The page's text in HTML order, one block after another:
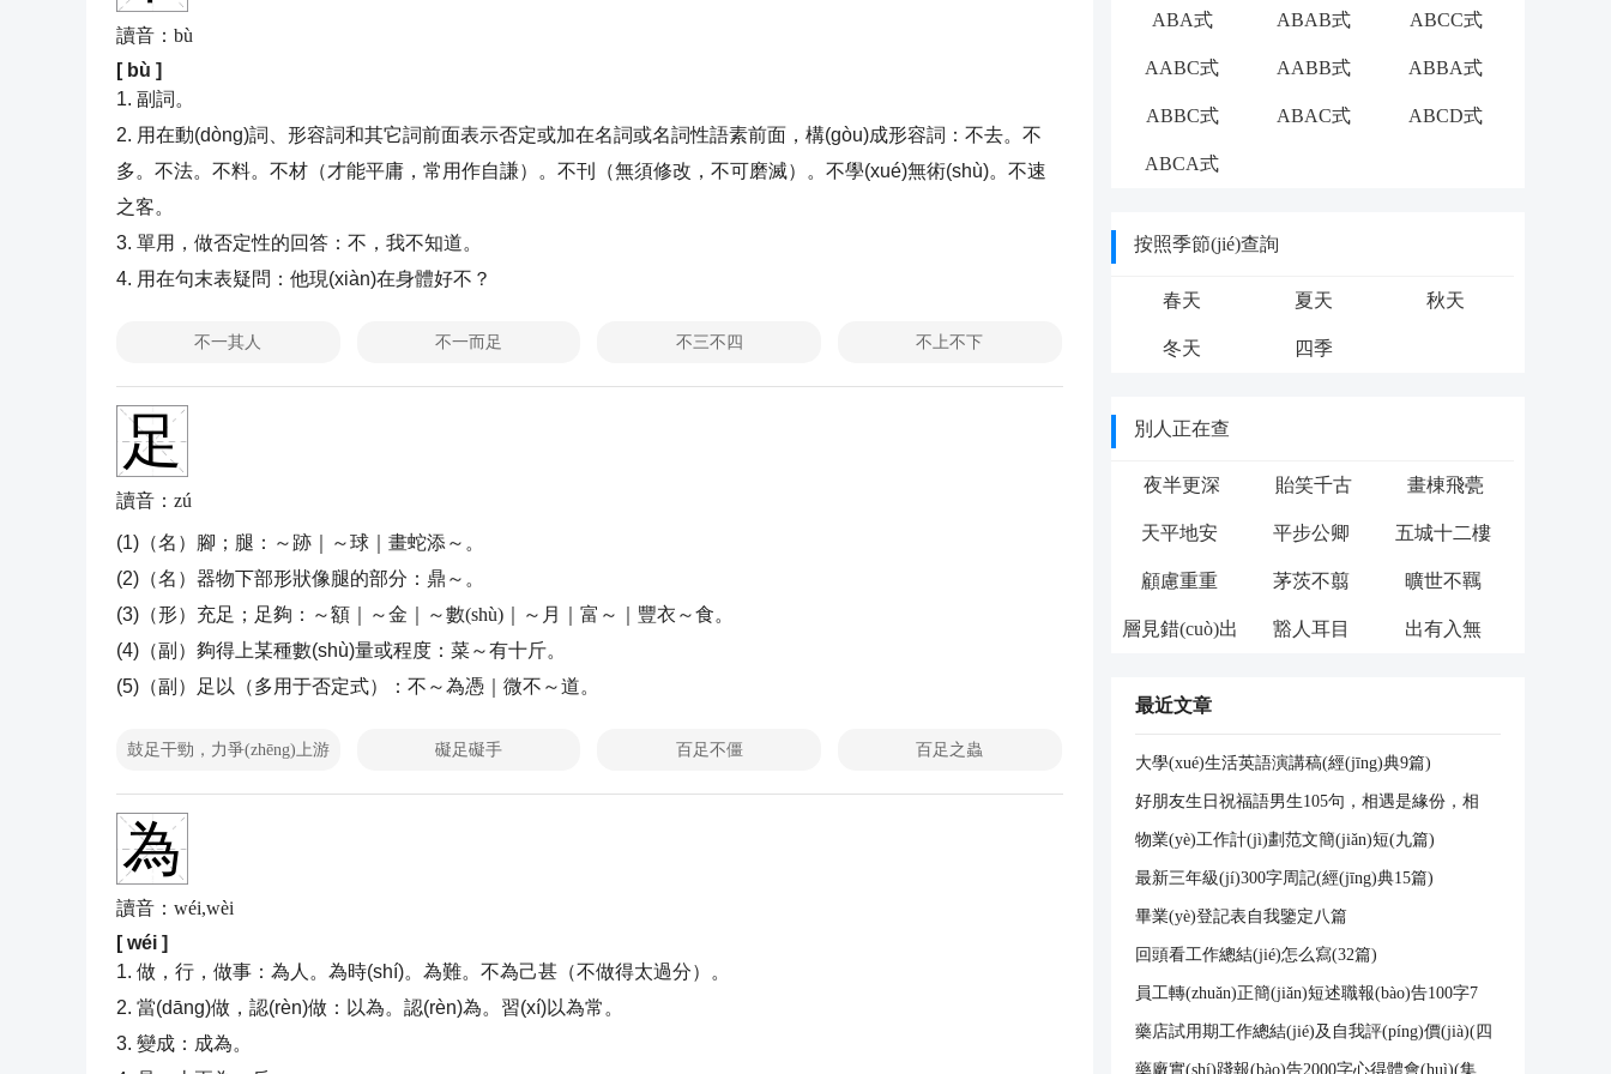
讀音：bù
[ bù ]
1. 副詞。
2. 用在動(dòng)詞、形容詞和其它詞前面表示否定或加在名詞或名詞性語素前面，構(gòu)成形容詞：不去。不
多。不法。不料。不材（才能平庸，常用作自謙）。不刊（無須修改，不可磨滅）。不學(xué)無術(shù)。不速
之客。
3. 單用，做否定性的回答：不，我不知道。
4. 用在句末表疑問：他現(xiàn)在身體好不？
不一其人 不一而足 不三不四 不上不下
足
讀音：zú
(1)（名）腳；腿： ～跡｜～球｜畫蛇添～。
(2)（名）器物下部形狀像腿的部分： 鼎～。
(3)（形）充足；足夠： ～額｜～金｜～數(shù)｜～月｜富～｜豐衣～食。
(4)（副）夠得上某種數(shù)量或程度： 菜～有十斤。
(5)（副）足以（多用于否定式）： 不～為憑｜微不～道。
鼓足干勁，力爭(zhēng)上游 礙足礙手 百足不僵 百足之蟲
為
讀音：wéi,wèi
[ wéi ]
1. 做，行，做事：為人。為時(shí)。為難。不為己甚（不做得太過分）。
2. 當(dāng)做，認(rèn)做：以為。認(rèn)為。習(xí)以為常。
3. 變成：成為。
ABA式 ABAB式 ABCC式
AABC式 AABB式 ABBA式
ABBC式 ABAC式 ABCD式
ABCA式
按照季節(jié)查詢
春天 夏天 秋天
冬天 四季
別人正在查
夜半更深 貽笑千古 畫棟飛甍
天平地安 平步公卿 五城十二樓
顧慮重重 茅茨不翦 曠世不羈
層見錯(cuò)出 豁人耳目 出有入無
最近文章
大學(xué)生活英語演講稿(經(jīng)典9篇)
好朋友生日祝福語男生105句，相遇是緣份，相
有在遙遠(yuǎn)的地方捎上一份祝福，生日快
樂，萬事順利。
物業(yè)工作計(jì)劃范文簡(jiǎn)短(九篇)
最新三年級(jí)300字周記(經(jīng)典15篇)
畢業(yè)登記表自我鑒定八篇
回頭看工作總結(jié)怎么寫(32篇)
員工轉(zhuǎn)正簡(jiǎn)短述職報(bào)告100字7
藥店試用期工作總結(jié)及自我評(píng)價(jià)(四
藥廠實(shí)踐報(bào)告2000字心得體會(huì)(集